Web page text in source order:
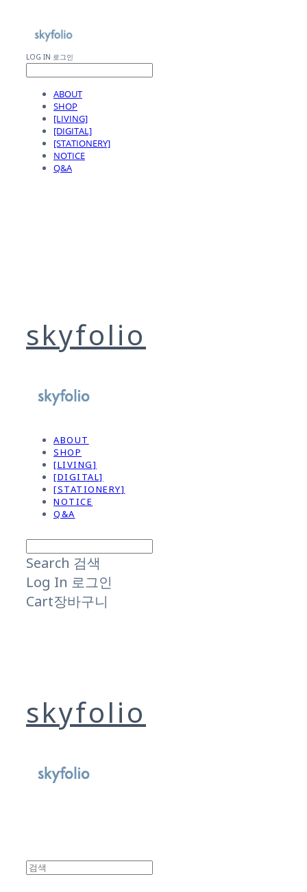
LOG IN 로그인
ABOUT
SHOP
[LIVING]
[DIGITAL]
[STATIONERY]
NOTICE
Q&A
skyfolio
ABOUT
SHOP
[LIVING]
[DIGITAL]
[STATIONERY]
NOTICE
Q&A
Search 검색
Log In 로그인
Cart장바구니
skyfolio